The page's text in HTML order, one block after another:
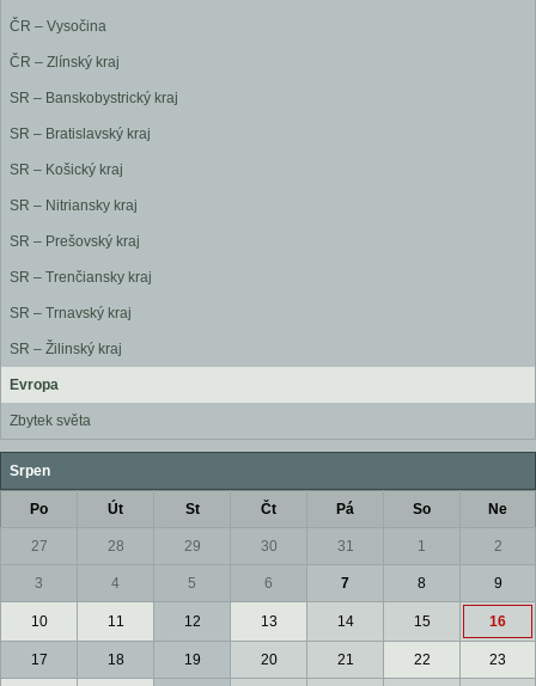
ČR – Vysočina
ČR – Zlínský kraj
SR – Banskobystrický kraj
SR – Bratislavský kraj
SR – Košický kraj
SR – Nitriansky kraj
SR – Prešovský kraj
SR – Trenčiansky kraj
SR – Trnavský kraj
SR – Žilinský kraj
Evropa
Zbytek světa
Srpen
Po Út St Čt Pá So Ne
27 28 29 30 31 1 2
3 4 5 6 7 8 9
10 11 12 13 14 15 16
17 18 19 20 21 22 23